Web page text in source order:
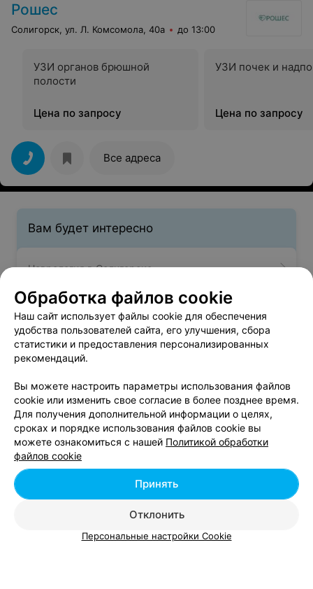
Рошес
Солигорск, ул. Л. Комсомола, 40а до 13:00
УЗИ органов брюшной
полости
Цена по запросу
УЗИ почек и
Цена по запросу
Все адреса
Вам будет интересно
Неврология в Солигорске
Кардиология в Солигорске
Урология в Солигорске
Добавить компанию
Добавить специалиста
Обработка файлов cookie
Наш сайт использует файлы cookie для обеспечения
удобства пользователей сайта, его улучшения, сбора
статистики и предоставления персонализированных
рекомендаций.
Вы можете настроить параметры использования файлов
cookie или изменить свое согласие в более позднее время.
Для получения дополнительной информации о целях,
сроках и порядке использования файлов cookie вы
можете ознакомиться с нашей Политикой обработки
файлов cookie
Отклонить
Принять
Персональные настройки Cookie